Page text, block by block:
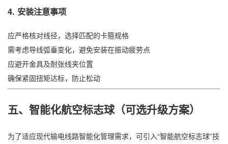
4. 安装注意事项
应严格核对线径，选择匹配的卡箍规格
需考虑导线弧垂变化，避免安装在振动疲劳点
应避开金具及耐张线夹位置
确保紧固扭矩达标，防止松动
五、智能化航空标志球（可选升级方案）
为了适应现代输电线路智能化管理需求，可引入“智能航空标志球”技